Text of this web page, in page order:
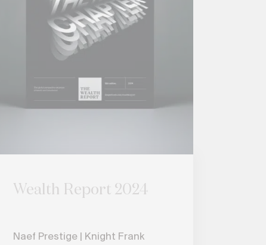
Wealth Report 2024
Naef Prestige | Knight Frank